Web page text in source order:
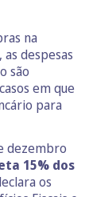
na
despesas
são
em que
para
dezembro
15% dos
os